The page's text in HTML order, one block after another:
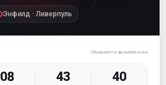
Энфилд · Ливерпуль
Обновляется автоматически
08 43 40